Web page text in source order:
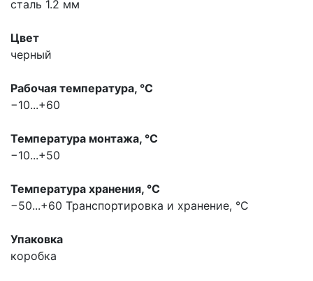
сталь 1.2 мм
Цвет
черный
Рабочая температура, °С
−10...+60
Температура монтажа, °С
−10...+50
Температура хранения, °С
−50...+60 Транспортировка и хранение, °С
Упаковка
коробка